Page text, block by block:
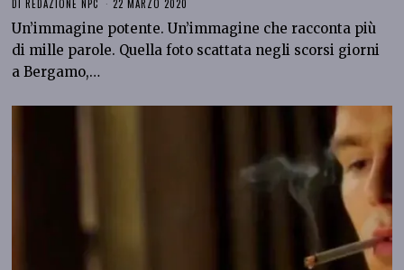
DIREDAZIONE NPC 22 MARZO 2020
Un’immagine potente. Un’immagine che racconta più
di mille parole. Quella foto scattata negli scorsi giorni
a Bergamo,…